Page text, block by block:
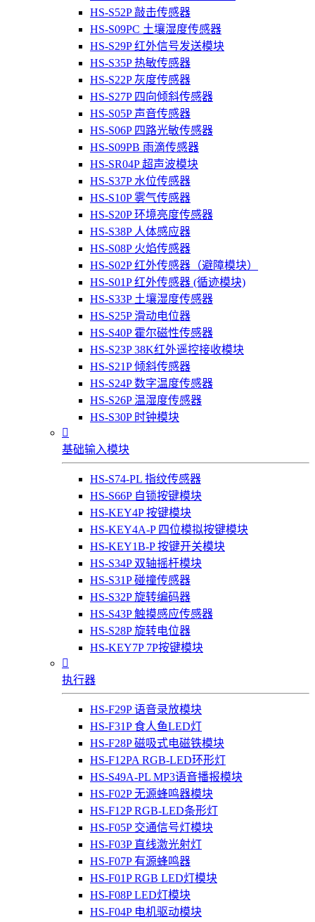
HS-S52P 敲击传感器
HS-S09PC 土壤湿度传感器
HS-S29P 红外信号发送模块
HS-S35P 热敏传感器
HS-S22P 灰度传感器
HS-S27P 四向倾斜传感器
HS-S05P 声音传感器
HS-S06P 四路光敏传感器
HS-S09PB 雨滴传感器
HS-SR04P 超声波模块
HS-S37P 水位传感器
HS-S10P 雾气传感器
HS-S20P 环境亮度传感器
HS-S38P 人体感应器
HS-S08P 火焰传感器
HS-S02P 红外传感器（避障模块）
HS-S01P 红外传感器 (循迹模块)
HS-S33P 土壤湿度传感器
HS-S25P 滑动电位器
HS-S40P 霍尔磁性传感器
HS-S23P 38K红外遥控接收模块
HS-S21P 倾斜传感器
HS-S24P 数字温度传感器
HS-S26P 温湿度传感器
HS-S30P 时钟模块

基础输入模块
HS-S74-PL 指纹传感器
HS-S66P 自锁按键模块
HS-KEY4P 按键模块
HS-KEY4A-P 四位模拟按键模块
HS-KEY1B-P 按键开关模块
HS-S34P 双轴摇杆模块
HS-S31P 碰撞传感器
HS-S32P 旋转编码器
HS-S43P 触摸感应传感器
HS-S28P 旋转电位器
HS-KEY7P 7P按键模块

执行器
HS-F29P 语音录放模块
HS-F31P 食人鱼LED灯
HS-F28P 磁吸式电磁铁模块
HS-F12PA RGB-LED环形灯
HS-S49A-PL MP3语音播报模块
HS-F02P 无源蜂鸣器模块
HS-F12P RGB-LED条形灯
HS-F05P 交通信号灯模块
HS-F03P 直线激光射灯
HS-F07P 有源蜂鸣器
HS-F01P RGB LED灯模块
HS-F08P LED灯模块
HS-F04P 电机驱动模块